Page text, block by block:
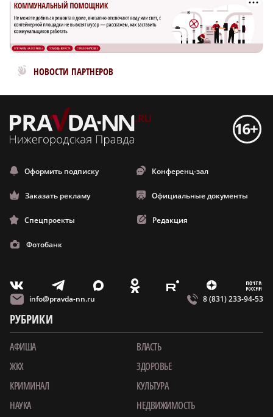
НОВОСТИ ПАРТНЕРОВ
Новости МирТесен
Оформить подписку Конференц-зал
Заказать рекламу Официальные документы
Спецпроекты Редакция
Фотобанк
V T X O E Z m
info@pravda-nn.ru 8 (831) 233-94-53
РУБРИКИ
АФИША
ВЛАСТЬ
ЖКХ
ЗДОРОВЬЕ
КРИМИНАЛ
КУЛЬТУРА
НАУКА
НЕДВИЖИМОСТЬ